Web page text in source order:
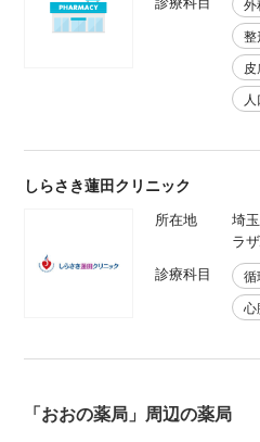
外
整
しらさき蓮田クリニック
所在地
埼
ラ
診療科目
循
心
「おおの薬局」周辺の薬局